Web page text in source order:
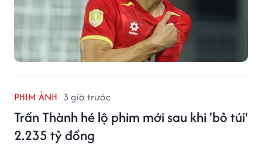
PHIM ẢNH 3 giờ trước
Trấn Thành hé lộ phim mới sau khi 'bỏ túi'
2.235 tỷ đồng